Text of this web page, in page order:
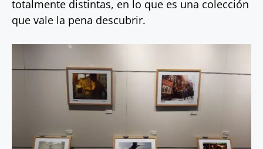
totalmente distintas, en lo que es una colección
que vale la pena descubrir.